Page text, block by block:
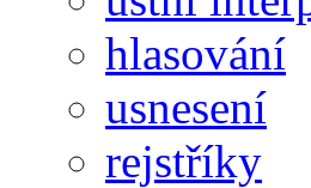
hlasování
usnesení
rejstříky